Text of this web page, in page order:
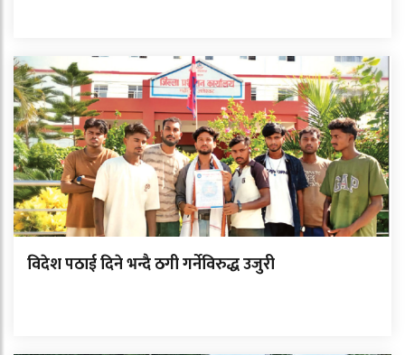
विदेश पठाई दिने भन्दै ठगी गर्नेविरुद्ध उजुरी